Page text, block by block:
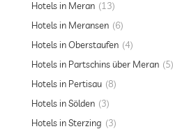
Hotels in Meran
13
Hotels in Meransen
6
Hotels in Oberstaufen 4
Hotels in Partschins über Meran
5
Hotels in Pertisau
8
Hotels in Sölden
3
Hotels in Sterzing
3